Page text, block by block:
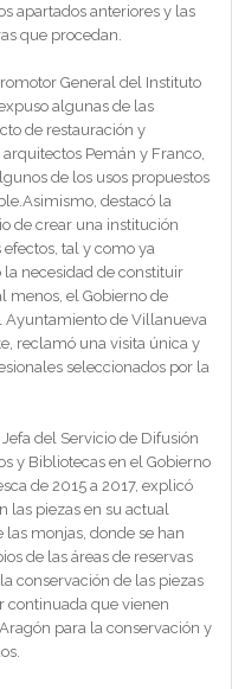
apartados anteriores y las
que procedan.
General del Instituto
algunas de las
de restauración y
Pemán y Franco,
de los usos propuestos
destacó la
de crear una institución
tal y como ya
la necesidad de constituir
menos, el Gobierno de
Ayuntamiento de Villanueva
reclamó una visita única y
seleccionados por la
Jefa del Servicio de Difusión
y Bibliotecas en el Gobierno
de 2015 a 2017, explicó
las piezas en su actual
monjas, donde se han
de las áreas de reservas
conservación de las piezas
continuada que vienen
para la conservación y